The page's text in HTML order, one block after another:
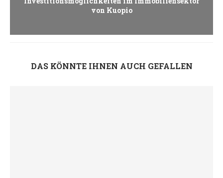
von Kuopio
DAS KÖNNTE IHNEN AUCH GEFALLEN